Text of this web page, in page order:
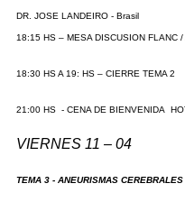
DR. JOSE LANDEIRO - Brasil
18:15 HS – MESA DISCUSION FLANC /
18:30 HS A 19: HS – CIERRE TEMA 2
21:00 HS - CENA DE BIENVENIDA
VIERNES 11 – 04
TEMA 3 - ANEURISMAS